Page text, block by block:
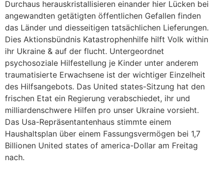
Durchaus herauskristallisieren einander hier Lücken bei
angewandten getätigten öffentlichen Gefallen finden
das Länder und diesseitigen tatsächlichen Lieferungen.
Dies Aktionsbündnis Katastrophenhilfe hilft Volk within
ihr Ukraine & auf der flucht. Untergeordnet
psychosoziale Hilfestellung je Kinder unter anderem
traumatisierte Erwachsene ist der wichtiger Einzelheit
des Hilfsangebots. Das United states-Sitzung hat den
frischen Etat ein Regierung verabschiedet, ihr und
milliardenschwere Hilfen pro unser Ukraine vorsieht.
Das Usa-Repräsentantenhaus stimmte einem
Haushaltsplan über einem Fassungsvermögen bei 1,7
Billionen United states of america-Dollar am Freitag
nach.